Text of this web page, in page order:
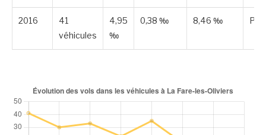
2016
41
véhicules
4,95
‰
0,38 ‰ 8,46 ‰